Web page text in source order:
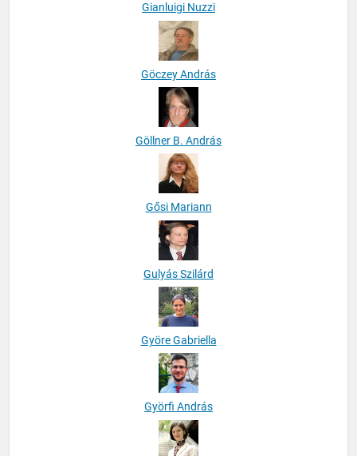
Gianluigi Nuzzi
Göczey András
Göllner B. András
Gősi Mariann
Gulyás Szilárd
Györe Gabriella
Györfi András